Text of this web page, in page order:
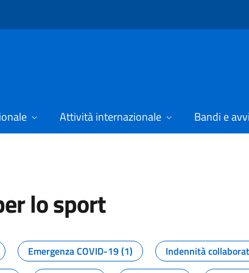
Attività internazionale Bandi e
lo sport
dal Dipartimento per lo
Emergenza COVID-19 (1) Indennità